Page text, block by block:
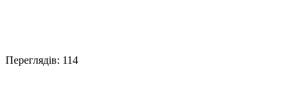
Переглядів: 114